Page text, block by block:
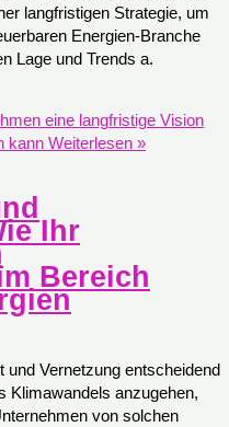
langfristigen Strategie, um
Energien-Branche
Lage und Trends a.
eine langfristige Vision
kann Weiterlesen »
Ihr
Bereich
und Vernetzung entscheidend
Klimawandels anzugehen,
von solchen